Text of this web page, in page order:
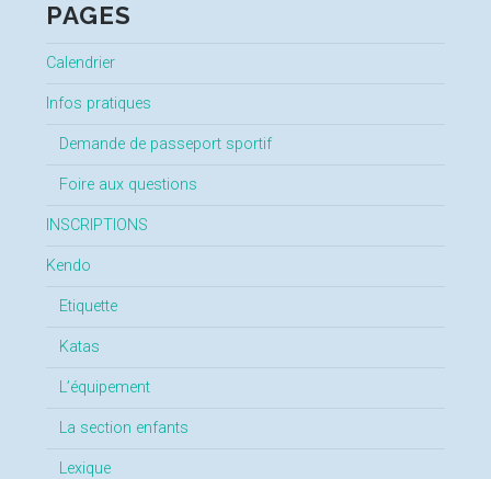
PAGES
Calendrier
Infos pratiques
Demande de passeport sportif
Foire aux questions
INSCRIPTIONS
Kendo
Etiquette
Katas
L’équipement
La section enfants
Lexique